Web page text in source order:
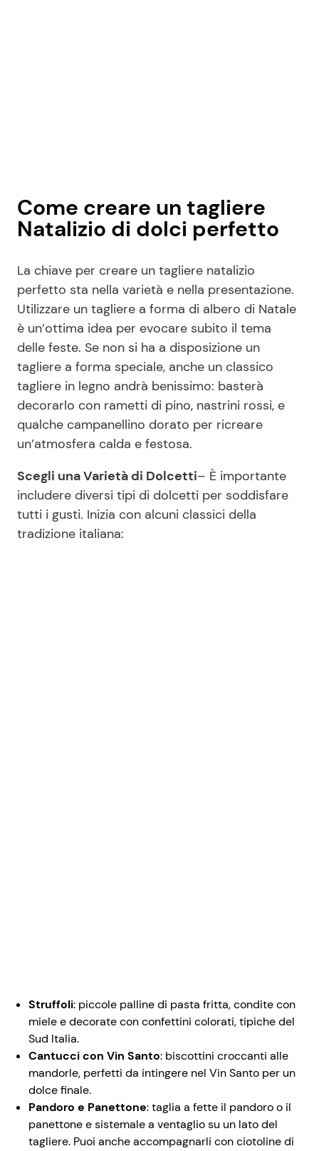
Come creare un tagliere
Natalizio di dolci perfetto
La chiave per creare un tagliere natalizio
perfetto sta nella varietà e nella presentazione.
Utilizzare un tagliere a forma di albero di Natale
è un’ottima idea per evocare subito il tema
delle feste. Se non si ha a disposizione un
tagliere a forma speciale, anche un classico
tagliere in legno andrà benissimo: basterà
decorarlo con rametti di pino, nastrini rossi, e
qualche campanellino dorato per ricreare
un’atmosfera calda e festosa.
Scegli una Varietà di Dolcetti– È importante
includere diversi tipi di dolcetti per soddisfare
tutti i gusti. Inizia con alcuni classici della
tradizione italiana:
Struffoli: piccole palline di pasta fritta, condite con
miele e decorate con confettini colorati, tipiche del
Sud Italia.
Cantucci con Vin Santo: biscottini croccanti alle
mandorle, perfetti da intingere nel Vin Santo per un
dolce finale.
Pandoro e Panettone: taglia a fette il pandoro o il
panettone e sistemale a ventaglio su un lato del
tagliere. Puoi anche accompagnarli con ciotoline di